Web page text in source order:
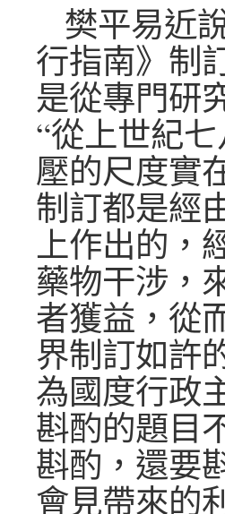
樊平易近
行指南》制
是從專門研
“從上世紀
壓的尺度實
制訂都是經
上作出的，
藥物干涉，
者獲益，從
界制訂如許
為國度行政
斟酌的題目
斟酌，還要
會見帶來的